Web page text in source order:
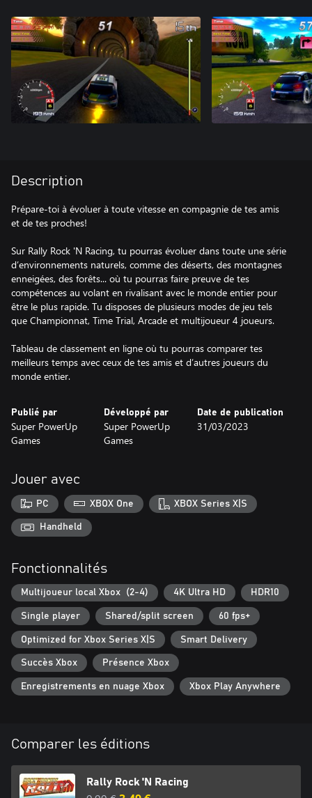
Description
Prépare-toi à évoluer à toute vitesse en compagnie de tes amis
et de tes proches!
Sur Rally Rock 'N Racing, tu pourras évoluer dans toute une série
d’environnements naturels, comme des déserts, des montagnes
enneigées, des forêts... où tu pourras faire preuve de tes
compétences au volant en rivalisant avec le monde entier pour
être le plus rapide. Tu disposes de plusieurs modes de jeu tels
que Championnat, Time Trial, Arcade et multijoueur 4 joueurs.
Tableau de classement en ligne où tu pourras comparer tes
meilleurs temps avec ceux de tes amis et d’autres joueurs du
monde entier.
Publié par
Super PowerUp
Games
Développé par
Super PowerUp
Games
Date de publication
31/03/2023
Jouer avec
PC XBOX One XBOX Series X|S
Handheld
Fonctionnalités
Multijoueur local Xbox (2-4) 4K Ultra HD HDR10
Single player Shared/split screen 60 fps+
Optimized for Xbox Series X|S Smart Delivery
Succès Xbox Présence Xbox
Enregistrements en nuage Xbox Xbox Play Anywhere
Comparer les éditions
Rally Rock 'N Racing